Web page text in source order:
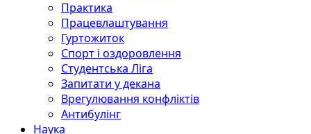
Практика
Працевлаштування
Гуртожиток
Спорт і оздоровлення
Студентська Ліга
Запитати у декана
Врегулювання конфліктів
Антибулінг
Наука